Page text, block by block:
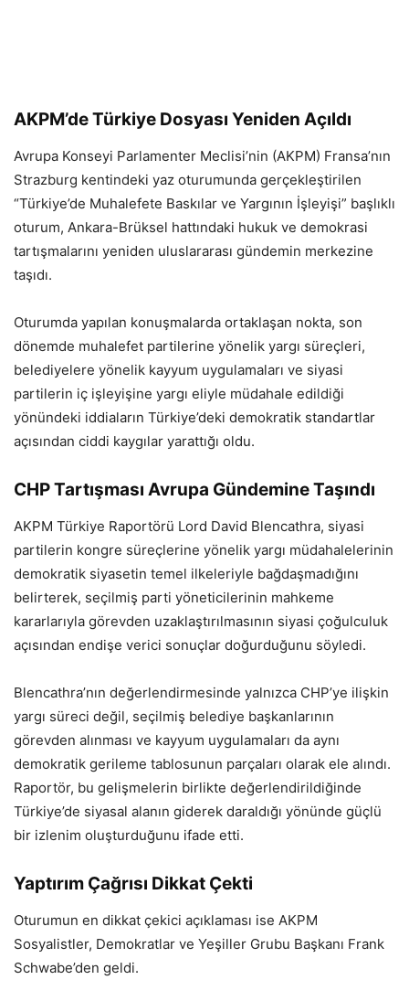
AKPM’de Türkiye Dosyası Yeniden Açıldı
Avrupa Konseyi Parlamenter Meclisi’nin (AKPM) Fransa’nın
Strazburg kentindeki yaz oturumunda gerçekleştirilen
“Türkiye’de Muhalefete Baskılar ve Yargının İşleyişi” başlıklı
oturum, Ankara-Brüksel hattındaki hukuk ve demokrasi
tartışmalarını yeniden uluslararası gündemin merkezine
taşıdı.
Oturumda yapılan konuşmalarda ortaklaşan nokta, son
dönemde muhalefet partilerine yönelik yargı süreçleri,
belediyelere yönelik kayyum uygulamaları ve siyasi
partilerin iç işleyişine yargı eliyle müdahale edildiği
yönündeki iddiaların Türkiye’deki demokratik standartlar
açısından ciddi kaygılar yarattığı oldu.
CHP Tartışması Avrupa Gündemine Taşındı
AKPM Türkiye Raportörü Lord David Blencathra, siyasi
partilerin kongre süreçlerine yönelik yargı müdahalelerinin
demokratik siyasetin temel ilkeleriyle bağdaşmadığını
belirterek, seçilmiş parti yöneticilerinin mahkeme
kararlarıyla görevden uzaklaştırılmasının siyasi çoğulculuk
açısından endişe verici sonuçlar doğurduğunu söyledi.
Blencathra’nın değerlendirmesinde yalnızca CHP’ye ilişkin
yargı süreci değil, seçilmiş belediye başkanlarının
görevden alınması ve kayyum uygulamaları da aynı
demokratik gerileme tablosunun parçaları olarak ele alındı.
Raportör, bu gelişmelerin birlikte değerlendirildiğinde
Türkiye’de siyasal alanın giderek daraldığı yönünde güçlü
bir izlenim oluşturduğunu ifade etti.
Yaptırım Çağrısı Dikkat Çekti
Oturumun en dikkat çekici açıklaması ise AKPM
Sosyalistler, Demokratlar ve Yeşiller Grubu Başkanı Frank
Schwabe’den geldi.